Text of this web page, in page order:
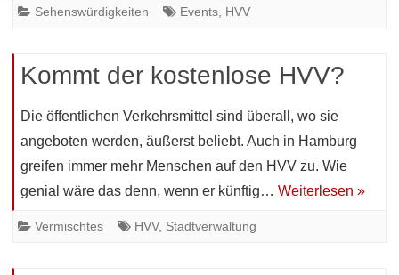
Sehenswürdigkeiten Events HVV
Kommt der kostenlose HVV?
Die öffentlichen Verkehrsmittel sind überall, wo sie
angeboten werden, äußerst beliebt. Auch in Hamburg
greifen immer mehr Menschen auf den HVV zu. Wie
genial wäre das denn, wenn er künftig… Weiterlesen »
Vermischtes HVV, Stadtverwaltung